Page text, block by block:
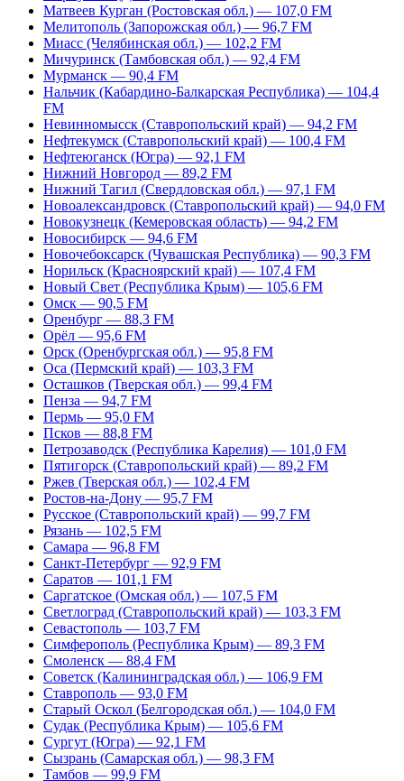
Матвеев Курган (Ростовская обл.) — 107,0 FM
Мелитополь (Запорожская обл.) — 96,7 FM
Миасс (Челябинская обл.) — 102,2 FM
Мичуринск (Тамбовская обл.) — 92,4 FM
Мурманск — 90,4 FM
Нальчик (Кабардино-Балкарская Республика) — 104,4
FM
Невинномысск (Ставропольский край) — 94,2 FM
Нефтекумск (Ставропольский край) — 100,4 FM
Нефтеюганск (Югра) — 92,1 FM
Нижний Новгород — 89,2 FM
Нижний Тагил (Свердловская обл.) — 97,1 FM
Новоалександровск (Ставропольский край) — 94,0 FM
Новокузнецк (Кемеровская область) — 94,2 FM
Новосибирск — 94,6 FM
Новочебоксарск (Чувашская Республика) — 90,3 FM
Норильск (Красноярский край) — 107,4 FM
Новый Свет (Республика Крым) — 105,6 FM
Омск — 90,5 FM
Оренбург — 88,3 FM
Орёл — 95,6 FM
Орск (Оренбургская обл.) — 95,8 FM
Оса (Пермский край) — 103,3 FM
Осташков (Тверская обл.) — 99,4 FM
Пенза — 94,7 FM
Пермь — 95,0 FM
Псков — 88,8 FM
Петрозаводск (Республика Карелия) — 101,0 FM
Пятигорск (Ставропольский край) — 89,2 FM
Ржев (Тверская обл.) — 102,4 FM
Ростов-на-Дону — 95,7 FM
Русское (Ставропольский край) — 99,7 FM
Рязань — 102,5 FM
Самара — 96,8 FM
Санкт-Петербург — 92,9 FM
Саратов — 101,1 FM
Саргатское (Омская обл.) — 107,5 FM
Светлоград (Ставропольский край) — 103,3 FM
Севастополь — 103,7 FM
Симферополь (Республика Крым) — 89,3 FM
Смоленск — 88,4 FM
Советск (Калининградская обл.) — 106,9 FM
Ставрополь — 93,0 FM
Старый Оскол (Белгородская обл.) — 104,0 FM
Судак (Республика Крым) — 105,6 FM
Сургут (Югра) — 92,1 FM
Сызрань (Самарская обл.) — 98,3 FM
Тамбов — 99,9 FM